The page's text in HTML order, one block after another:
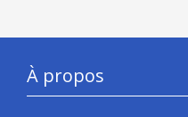
À propos